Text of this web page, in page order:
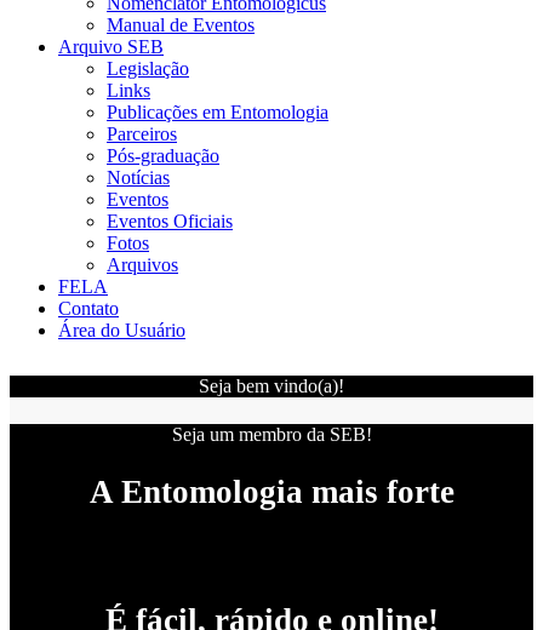
Manual de Eventos
Arquivo SEB
Legislação
Links
Publicações em Entomologia
Parceiros
Pós-graduação
Notícias
Eventos
Eventos Oficiais
Fotos
Arquivos
FELA
Contato
Área do Usuário
Seja bem vindo(a)!
Seja um membro da SEB!
A Entomologia mais forte
É fácil, rápido e online!